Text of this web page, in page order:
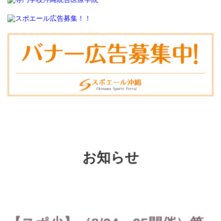
お知らせ